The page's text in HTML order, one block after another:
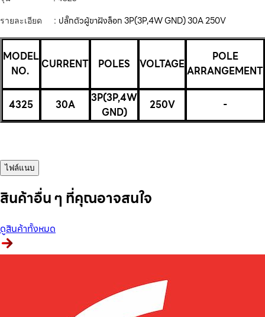
รายละเอียด : ปลั๊กตัวผู้ขาฝังล็อก 3P(3P,4W GND) 30A 250V
MODEL
NO.
CURRENT POLES VOLTAGE
POLE
ARRANGEMENT
4325 30A
3P(3P,4W
GND)
250V -
ไฟล์แนบ
สินค้าอื่น ๆ ที่คุณอาจสนใจ
ดูสินค้าทั้งหมด